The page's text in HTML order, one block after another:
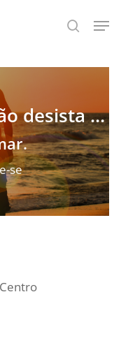
search
Menu
desista …
se